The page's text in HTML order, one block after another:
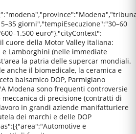
giorni","tempiEsecuzione":"30–60
euro"},"cityContext":
cuore della Motor Valley italiana:
e Lamborghini (nelle immediate
la patria delle supercar mondiali.
anche il biomedicale, la ceramica e
balsamico DOP, Parmigiano
Modena sono frequenti controversie
di precisione (contratti di
in grandi aziende manifatturiere
dei marchi e delle DOP
e